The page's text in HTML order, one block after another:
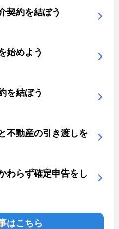
契約を結ぼう
始めよう
を結ぼう
不動産の引き渡しを
わらず確定申告をし
はこちら